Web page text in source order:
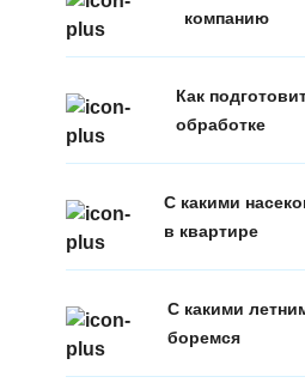
компанию
Как
обработке
С какими
в квартире
С какими
боремся